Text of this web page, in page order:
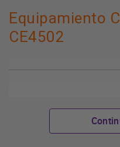
Equipamiento
CE4502
silicona en el filtro que
conseguir un extra de